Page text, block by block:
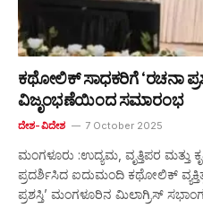
ಕಥೋಲಿಕ್ ಸಾಧಕರಿಗೆ ‘ರಚನಾ
ವಿಜೃಂಭಣೆಯಿಂದ ಸಮಾರಂಭ
ದೇಶ-ವಿದೇಶ 7 October 2025
ಮಂಗಳೂರು :ಉದ್ಯಮ, ವೃತ್ತಿಪರ ಮತ್ತು
ಪ್ರದರ್ಶಿಸಿದ ಐದುಮಂದಿ ಕಥೋಲಿಕ್
ಪ್ರಶಸ್ತಿ’ ಮಂಗಳೂರಿನ ಮಿಲಾಗ್ರಿಸ್